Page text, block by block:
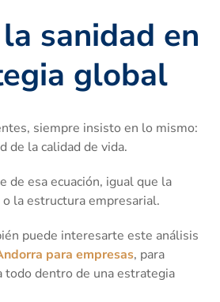
sanidad en
global
siempre insisto en lo mismo:
de la calidad de vida.
de esa ecuación, igual que la
la estructura empresarial.
puede interesarte este análisis
para empresas, para
todo dentro de una estrategia